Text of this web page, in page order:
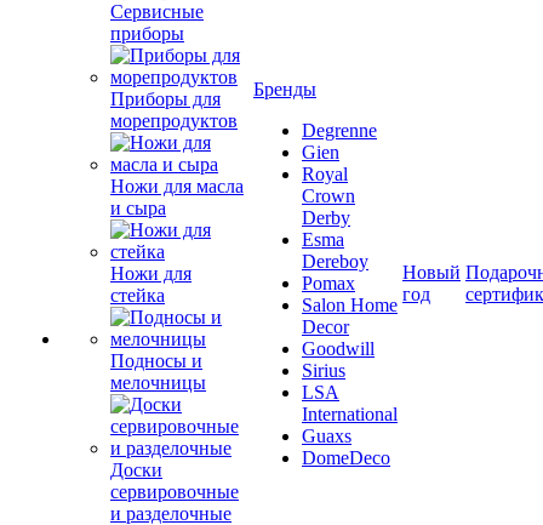
Сервисные
приборы
Приборы для
морепродуктов
Ножи для масла
и сыра
Ножи для
стейка
Подносы и
мелочницы
Доски
сервировочные
и разделочные
Бренды
Degrenne
Gien
Royal
Crown
Derby
Esma
Dereboy
Pomax
Salon Home
Decor
Goodwill
Sirius
LSA
International
Guaxs
DomeDeco
Новый
год